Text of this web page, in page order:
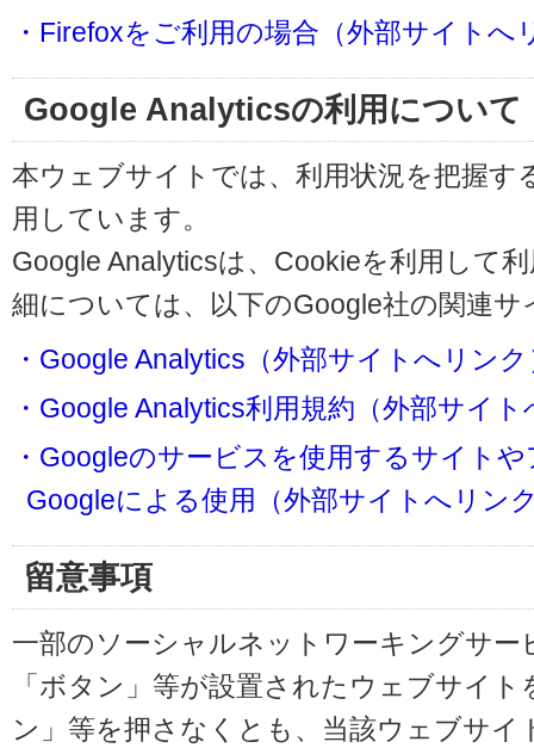
・Firefoxをご利用の場合（外部サイトへ
Google Analyticsの利用について
本ウェブサイトでは、利用状況を把握す
用しています。
Google Analyticsは、Cookieを利用して
細については、以下のGoogle社の関連
・Google Analytics（外部サイトへリンク
・Google Analytics利用規約（外部サイ
・Googleのサービスを使用するサイト
Googleによる使用（外部サイトへリン
留意事項
一部のソーシャルネットワーキングサー
「ボタン」等が設置されたウェブサイ
ン」等を押さなくとも、当該ウェブサイ